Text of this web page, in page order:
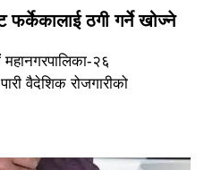
फर्केकालाई ठगी गर्ने खोज्ने
२६
वैदेशिक रोजगारीको